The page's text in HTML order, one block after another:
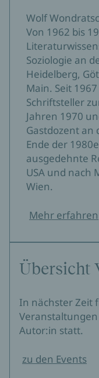
Wolf
Von 1962 bis
Soziologie an
Heidelberg,
Main. Seit
Schriftsteller
Jahren 1970
Gastdozent an
Ende der
ausgedehnte
USA und nach
Wien.
Mehr erfahren
Übersicht
In nächster Zeit
Autor:in statt.
zu den Events